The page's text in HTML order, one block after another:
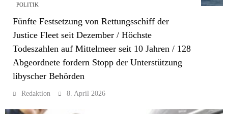
POLITIK
Fünfte Festsetzung von Rettungsschiff der
Justice Fleet seit Dezember / Höchste
Todeszahlen auf Mittelmeer seit 10 Jahren / 128
Abgeordnete fordern Stopp der Unterstützung
libyscher Behörden
Redaktion 8. April 2026